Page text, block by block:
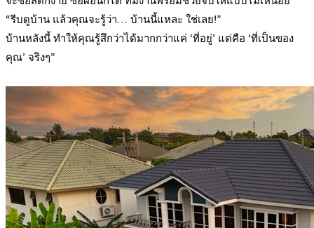
“รีบดูบ้าน แล้วคุณจะรู้ว่า… บ้านนี้แหละ ใช่เลย!”
บ้านหลังนี้ ทำให้คุณรู้สึกว่าได้มากกว่าแค่ ‘ที่อยู่’ แต่คือ ‘ที่เป็นของ
คุณ’ จริงๆ”